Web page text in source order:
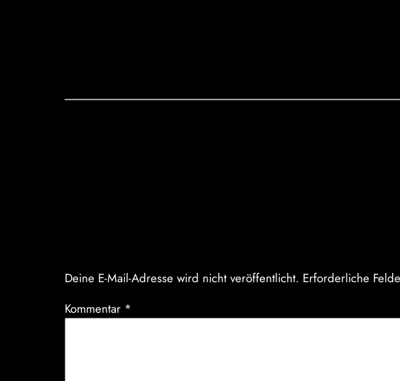
Deine E-Mail-Adresse wird nicht veröffentlicht. Erforderliche
Kommentar *